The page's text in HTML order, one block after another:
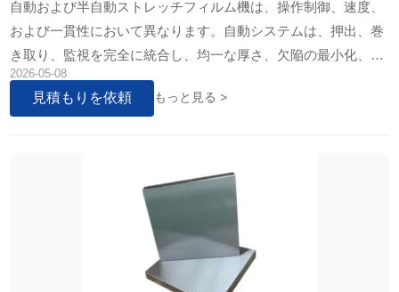
自動および半自動ストレッチフィルム機は、操作制御、速度、
および一貫性において異なります。自動システムは、押出、巻
き取り、監視を完全に統合し、均一な厚さ、欠陥の最小化、高
スループットを保証します。半自動機は手動調整が必要で…
2026-05-08
見積もりを依頼 もっと見る >